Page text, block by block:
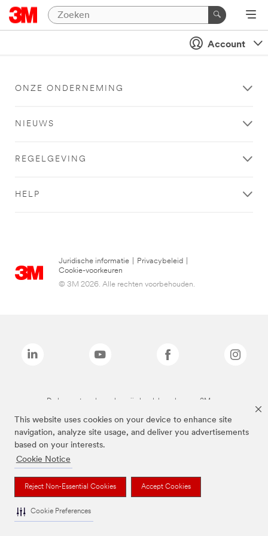
This website uses cookies on your device to enhance site
navigation, analyze site usage, and deliver you advertisements
based on your interests.
Cookie Notice
Reject Non-Essential Cookies Accept Cookies
Cookie Preferences
Account
ONZE ONDERNEMING
NIEUWS
REGELGEVING
HELP
Juridische informatie Privacybeleid
Cookie-voorkeuren
© 3M 2026. Alle rechten voorbehouden.
De bovenstaande merken zijn handelsmerken van 3M.we